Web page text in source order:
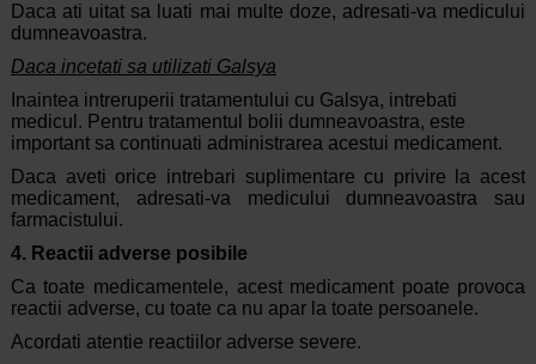
Daca ati uitat sa luati mai multe doze, adresati-va medicului
dumneavoastra.
Daca incetati sa utilizati Galsya
Inaintea intreruperii tratamentului cu Galsya, intrebati
medicul. Pentru tratamentul bolii dumneavoastra, este
important sa continuati administrarea acestui medicament.
Daca aveti orice intrebari suplimentare cu privire la acest
medicament, adresati-va medicului dumneavoastra sau
farmacistului.
4. Reactii adverse posibile
Ca toate medicamentele, acest medicament poate provoca
reactii adverse, cu toate ca nu apar la toate persoanele.
Acordati atentie reactiilor adverse severe.